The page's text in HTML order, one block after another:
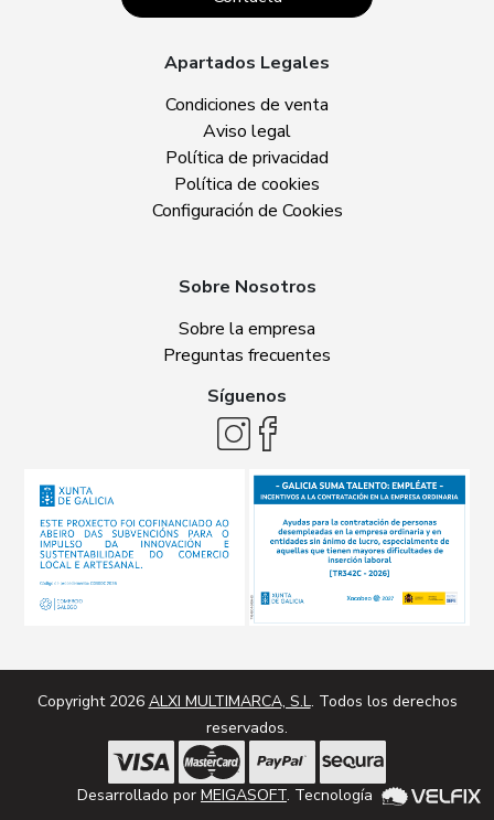
Apartados Legales
Condiciones de venta
Aviso legal
Política de privacidad
Política de cookies
Configuración de Cookies
Sobre Nosotros
Sobre la empresa
Preguntas frecuentes
Síguenos
Copyright 2026 ALXI MULTIMARCA, S.L. Todos los derechos
reservados.
Desarrollado por MEIGASOFT. Tecnología